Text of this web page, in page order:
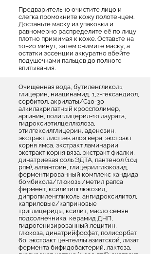
Предварительно очистите лицо и
слегка промокните кожу полотенцем.
Достаньте маску из упаковки и
равномерно распределите её по лицу,
плотно прижимая к коже. Оставьте на
10–20 минут, затем снимите маску, а
остатки эссенции аккуратно вбейте
подушечками пальцев до полного
впитывания.
Очищенная вода, бутиленгликоль,
глицерин, ниацинамид, 1,2-гександиол,
сорбитол, акрилаты/С10-30
алкилакрилатный кроссполимер,
аргинин, полиглицерил-10 лаурата,
гидроксиэтилцеллюлоза,
этилгексилглицерин, аденозин,
экстракт листьев алоэ вера, экстракт
корня ямса, экстракт ламинарии,
экстракт корня вяза, экстракт фиалки,
динатриевая соль ЭДТА, пантенол (104
pпм), аллантоин, глицерилглюкозид,
ферментированный комплекс кандида
бомбикола/глюкозы/метил рапса
фермент, ксилитилглюкозид,
дипропиленгликоль, ангидроксилитол,
каприловые/каприновые
триглицериды, ксилит, масло семян
подсолнечника, керамид ДНП,
гидрогенизированный лецитин,
глюкоза, динатрийфосфат, полисорбат
60, экстракт центеллы азиатской, лизат
фермента бифидобактерий, лактоза,